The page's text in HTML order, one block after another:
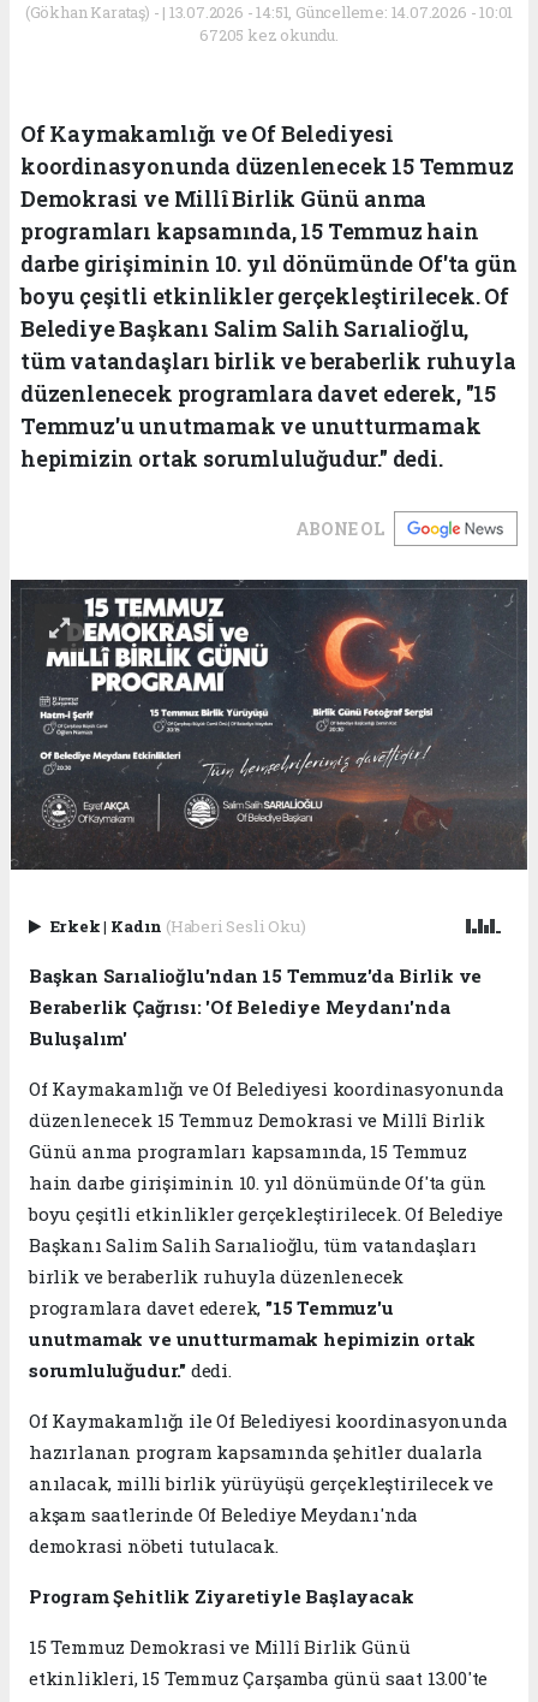
(Gökhan Karataş) - | 13.07.2026 - 14:51, Güncelleme: 14.07.2026 - 10:01
67205 kez okundu.
Of Kaymakamlığı ve Of Belediyesi
koordinasyonunda düzenlenecek 15 Temmuz
Demokrasi ve Millî Birlik Günü anma
programları kapsamında, 15 Temmuz hain
darbe girişiminin 10. yıl dönümünde Of'ta gün
boyu çeşitli etkinlikler gerçekleştirilecek. Of
Belediye Başkanı Salim Salih Sarıalioğlu,
tüm vatandaşları birlik ve beraberlik ruhuyla
düzenlenecek programlara davet ederek, "15
Temmuz'u unutmamak ve unutturmamak
hepimizin ortak sorumluluğudur." dedi.
ABONE OL
Erkek| Kadın (Haberi Sesli Oku)
Başkan Sarıalioğlu'ndan 15 Temmuz'da Birlik ve
Beraberlik Çağrısı: 'Of Belediye Meydanı'nda
Buluşalım'
Of Kaymakamlığı ve Of Belediyesi koordinasyonunda
düzenlenecek 15 Temmuz Demokrasi ve Millî Birlik
Günü anma programları kapsamında, 15 Temmuz
hain darbe girişiminin 10. yıl dönümünde Of'ta gün
boyu çeşitli etkinlikler gerçekleştirilecek. Of Belediye
Başkanı Salim Salih Sarıalioğlu, tüm vatandaşları
birlik ve beraberlik ruhuyla düzenlenecek
programlara davet ederek, "15 Temmuz'u
unutmamak ve unutturmamak hepimizin ortak
sorumluluğudur." dedi.
Of Kaymakamlığı ile Of Belediyesi koordinasyonunda
hazırlanan program kapsamında şehitler dualarla
anılacak, milli birlik yürüyüşü gerçekleştirilecek ve
akşam saatlerinde Of Belediye Meydanı'nda
demokrasi nöbeti tutulacak.
Program Şehitlik Ziyaretiyle Başlayacak
15 Temmuz Demokrasi ve Millî Birlik Günü
etkinlikleri, 15 Temmuz Çarşamba günü saat 13.00'te